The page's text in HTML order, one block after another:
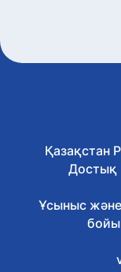
7
7
7
Қазақстан
Достық
Ұсыныс